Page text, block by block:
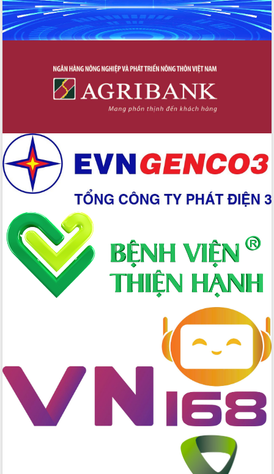
Hội nghị Báo cáo viên Trung ương
tháng 01/2026
Hội nghị Ban Chấp hành Đảng bộ tỉnh
Đắk Lắk lần thứ 2 (mở rộng)
Tập trung giải phóng mặt bằng, đẩy
biển
Gỡ khó, khởi công xây dựng, sửa chữa
toàn bộ nhà ở cho hộ dân đúng tiến độ
UBND tỉnh Đắk Lắk tổng kết công tác
quốc phòng, quân sự địa phương năm
2025
Tập trung triển khai quyết liệt, đồng bộ
các giải pháp nhằm thực hiện hiệu quả
các nhiệm vụ đề ra năm 2025
Phát huy vai trò của người có uy tín
trong phòng chống tảo hôn và hôn
nhân cận huyết thống
Hội nghị chia sẻ kinh nghiệm, chuyển
giao kỹ thuật y tế, định hướng phát
triển chuyên sâu đến 2030
Chuyển đổi số mở ra không gian phát
triển trong lĩnh vực văn hóa, du lịch